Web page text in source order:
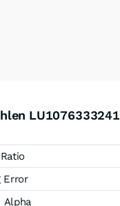
LU1076333241
Error
Alpha